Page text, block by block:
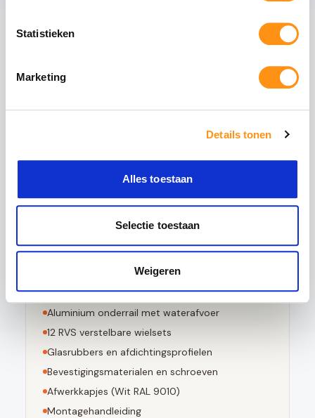
Statistieken
Marketing
Details tonen
Alles toestaan
Selectie toestaan
Weigeren
ondergaat een speciaal thermisch proces waarbij
permanente drukspanning in het oppervlak,
5x sterker is dan gewoon glas
Bestand tegen grote temperatuurverschillen
Voldoet aan EN 12150-1 norm
Dit pakket bevat
stuks 10mm geharde glaspanelen
Aluminium bovenrail (Wit RAL 9010)
Aluminium onderrail met waterafvoer
12 RVS verstelbare wielsets
Glasrubbers en afdichtingsprofielen
Bevestigingsmaterialen en schroeven
Afwerkkapjes (Wit RAL 9010)
Montagehandleiding